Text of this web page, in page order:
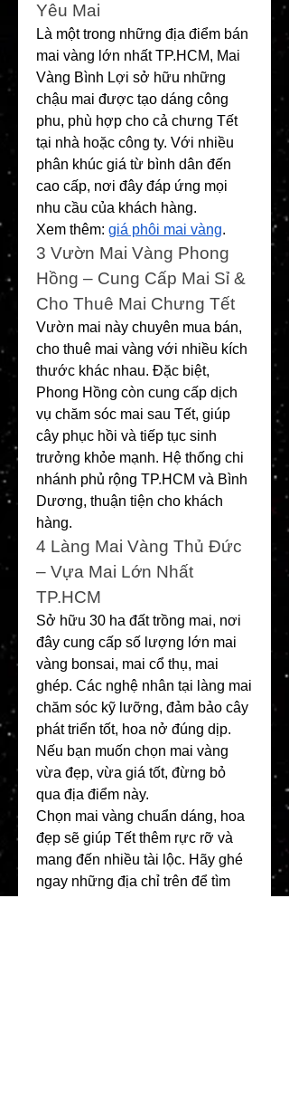
Yêu Mai
Là một trong những địa điểm bán
mai vàng lớn nhất TP.HCM, Mai
Vàng Bình Lợi sở hữu những
chậu mai được tạo dáng công
phu, phù hợp cho cả chưng Tết
tại nhà hoặc công ty. Với nhiều
phân khúc giá từ bình dân đến
cao cấp, nơi đây đáp ứng mọi
nhu cầu của khách hàng.
Xem thêm: giá phôi mai vàng.
3️ Vườn Mai Vàng Phong
Hồng – Cung Cấp Mai Sỉ &
Cho Thuê Mai Chưng Tết
Vườn mai này chuyên mua bán,
cho thuê mai vàng với nhiều kích
thước khác nhau. Đặc biệt,
Phong Hồng còn cung cấp dịch
vụ chăm sóc mai sau Tết, giúp
cây phục hồi và tiếp tục sinh
trưởng khỏe mạnh. Hệ thống chi
nhánh phủ rộng TP.HCM và Bình
Dương, thuận tiện cho khách
hàng.
4️ Làng Mai Vàng Thủ Đức
– Vựa Mai Lớn Nhất
TP.HCM
Sở hữu 30 ha đất trồng mai, nơi
đây cung cấp số lượng lớn mai
vàng bonsai, mai cổ thụ, mai
ghép. Các nghệ nhân tại làng mai
chăm sóc kỹ lưỡng, đảm bảo cây
phát triển tốt, hoa nở đúng dịp.
Nếu bạn muốn chọn mai vàng
vừa đẹp, vừa giá tốt, đừng bỏ
qua địa điểm này.
Chọn mai vàng chuẩn dáng, hoa
đẹp sẽ giúp Tết thêm rực rỡ và
mang đến nhiều tài lộc. Hãy ghé
ngay những địa chỉ trên để tìm